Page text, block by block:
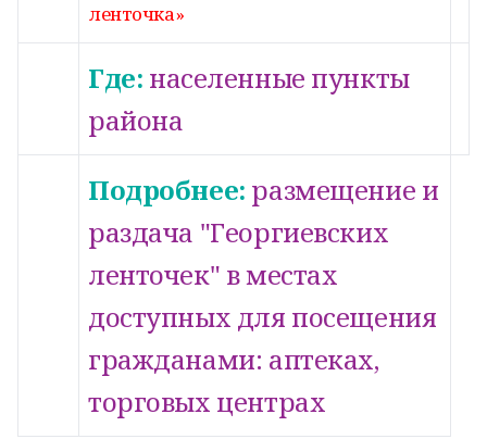
ленточка»
Где: населенные пункты
района
Подробнее: размещение и
раздача "Георгиевских
ленточек" в местах
доступных для посещения
гражданами: аптеках,
торговых центрах